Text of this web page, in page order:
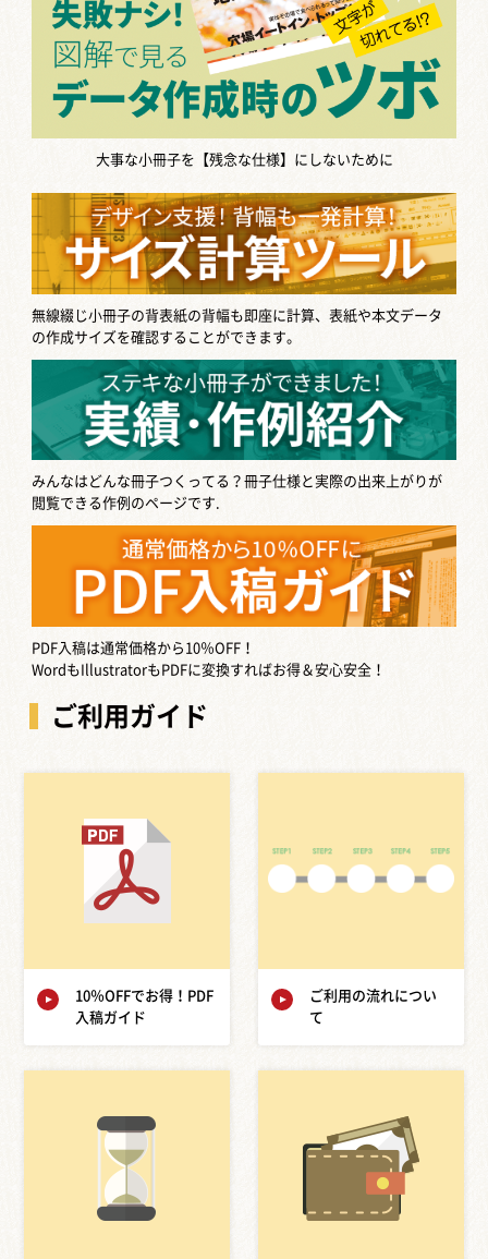
大事な小冊子を【残念な仕様】にしないために
無線綴じ小冊子の背表紙の背幅も即座に計算、表紙や本文データ
の作成サイズを確認することができます。
みんなはどんな冊子つくってる？冊子仕様と実際の出来上がりが
閲覧できる作例のページです.
PDF入稿は通常価格から10％OFF！
WordもIllustratorもPDFに変換すればお得＆安心安全！
ご利用ガイド
10％OFFでお得！PDF
入稿ガイド
ご利用の流れについ
て